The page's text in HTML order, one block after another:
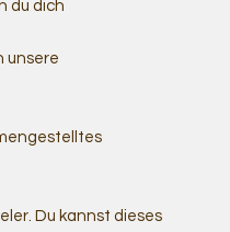
du dich
unsere
Du kannst dieses